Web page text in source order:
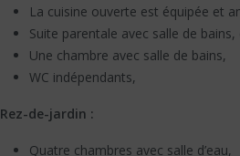
La cuisine ouverte est équipée et
Suite parentale avec salle de
Une chambre avec salle de bains,
WC indépendants,
Rez-de-jardin :
Quatre chambres avec salle d’eau,